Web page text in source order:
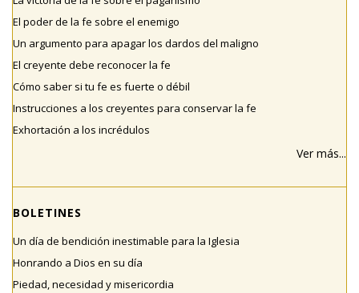
El poder de la fe sobre el enemigo
Un argumento para apagar los dardos del maligno
El creyente debe reconocer la fe
Cómo saber si tu fe es fuerte o débil
Instrucciones a los creyentes para conservar la fe
Exhortación a los incrédulos
Ver más...
BOLETINES
Un día de bendición inestimable para la Iglesia
Honrando a Dios en su día
Piedad, necesidad y misericordia